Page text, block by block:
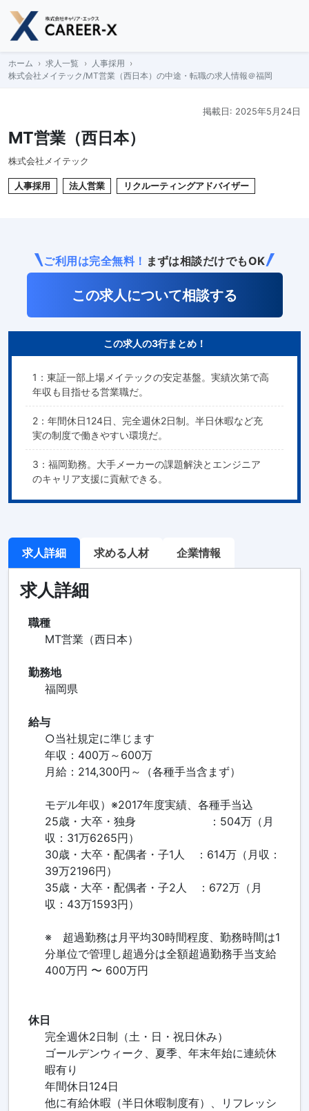
Skip
content
ホーム 求人一覧
人事採用
株式会社メイテック/MT営業（西日本）の中途・転職の求人情報＠福岡
掲載日: 2025年5月24日
MT営業（西日本）
株式会社メイテック
人事採用 法人営業 リクルーティングアドバイザー
ご利用は完全無料！ まずは相談だけでもOK
この求人について相談する
この求人の3行まとめ！
1：東証一部上場メイテックの安定基盤。実績次第で高
年収も目指せる営業職だ。
2：年間休日124日、完全週休2日制。半日休暇など充
実の制度で働きやすい環境だ。
3：福岡勤務。大手メーカーの課題解決とエンジニア
のキャリア支援に貢献できる。
求人詳細 求める人材 企業情報
求人詳細
職種
MT営業（西日本）
勤務地
福岡県
給与
○当社規定に準じます
年収：400万～600万
月給：214,300円～（各種手当含まず）
モデル年収）※2017年度実績、各種手当込
25歳・大卒・独身 ：504万（月
収：31万6265円）
30歳・大卒・配偶者・子1人 ：614万（月収：
39万2196円）
35歳・大卒・配偶者・子2人 ：672万（月
収：43万1593円）
※ 超過勤務は月平均30時間程度、勤務時間は1
分単位で管理し超過分は全額超過勤務手当支給
400万円 〜 600万円
休日
完全週休2日制（土・日・祝日休み）
ゴールデンウィーク、夏季、年末年始に連続休
暇有り
年間休日124日
他に有給休暇（半日休暇制度有）、リフレッシ